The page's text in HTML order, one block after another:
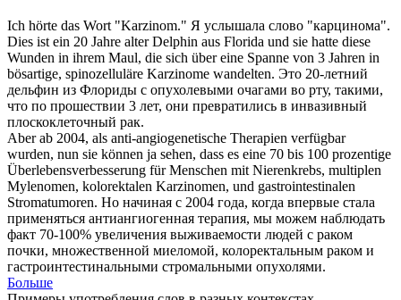
Ich hörte das Wort "Karzinom." Я услышала слово "карцинома".
Dies ist ein 20 Jahre alter Delphin aus Florida und sie hatte diese
Wunden in ihrem Maul, die sich über eine Spanne von 3 Jahren in
bösartige, spinozelluläre Karzinome wandelten. Это 20-летний
дельфин из Флориды с опухолевыми очагами во рту, такими,
что по прошествии 3 лет, они превратились в инвазивный
плоскоклеточный рак.
Aber ab 2004, als anti-angiogenetische Therapien verfügbar
wurden, nun sie können ja sehen, dass es eine 70 bis 100 prozentige
Überlebensverbesserung für Menschen mit Nierenkrebs, multiplen
Mylenomen, kolorektalen Karzinomen, und gastrointestinalen
Stromatumoren. Но начиная с 2004 года, когда впервые стала
применяться антиангиогенная терапия, мы можем наблюдать
факт 70-100% увеличения выживаемости людей с раком
почки, множественной миеломой, колоректальным раком и
гастроинтестинальными стромальными опухолями.
Больше